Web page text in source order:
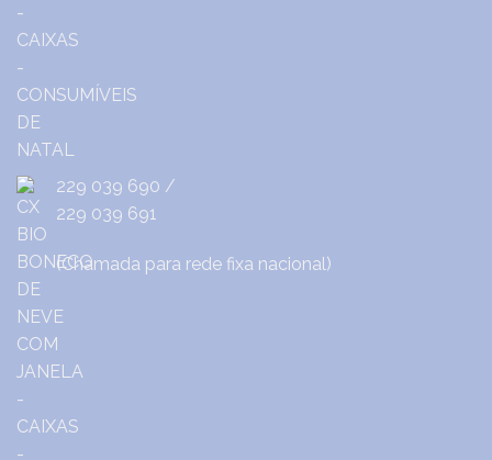
229 039 690 /
229 039 691
(Chamada para rede fixa nacional)